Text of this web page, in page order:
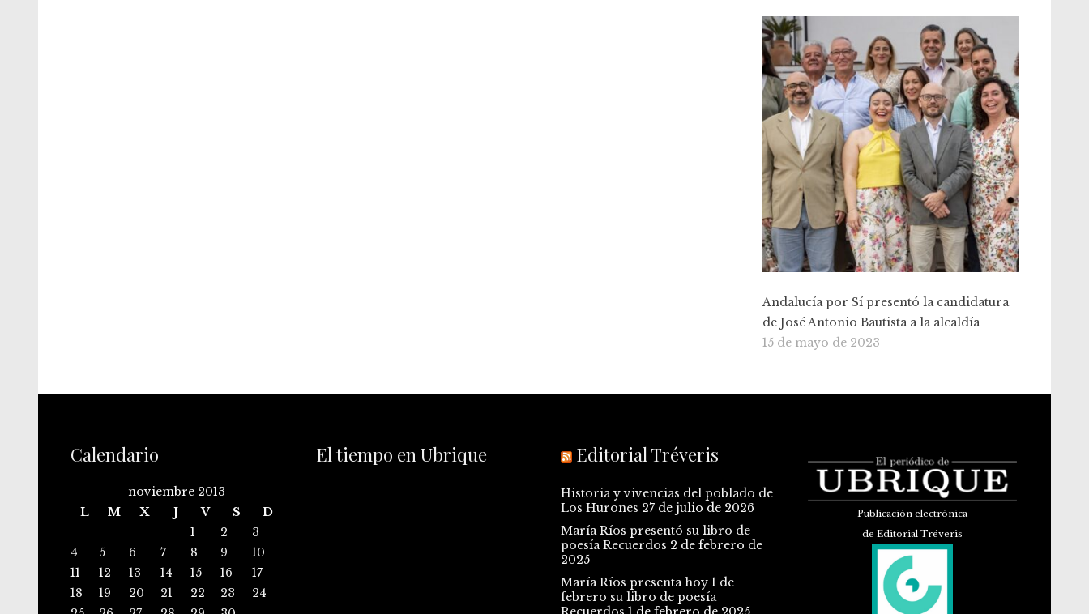
Andalucía por Sí presentó la candidatura
de José Antonio Bautista a la alcaldía
15 de mayo de 2023
Calendario
noviembre 2013
L
M X J V S
D
1
2
3
4
5 6 7 8 9
10
11
12 13 14 15 16
17
18
19 20 21 22 23
24
El tiempo en Ubrique Editorial Tréveris
Historia y vivencias del poblado de
Los Hurones 27 de julio de 2026
María Ríos presentó su libro de
poesía Recuerdos 2 de febrero de
2025
María Ríos presenta hoy 1 de
febrero su libro de poesía
Publicación electrónica
de Editorial Tréveris